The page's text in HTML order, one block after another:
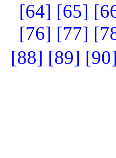
[64] [65]
[76] [77]
[88] [89] [90]